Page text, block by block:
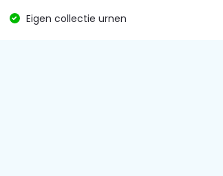
Eigen collectie urnen